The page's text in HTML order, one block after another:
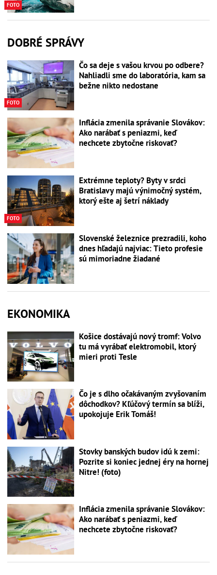
FOTO
DOBRÉ SPRÁVY
FOTO
Čo sa deje s vašou krvou po odbere?
Nahliadli sme do laboratória, kam sa
bežne nikto nedostane
Inflácia zmenila správanie Slovákov:
Ako narábať s peniazmi, keď
nechcete zbytočne riskovať?
FOTO
Extrémne teploty? Byty v srdci
Bratislavy majú výnimočný systém,
ktorý ešte aj šetrí náklady
Slovenské železnice prezradili, koho
dnes hľadajú najviac: Tieto profesie
sú mimoriadne žiadané
EKONOMIKA
Košice dostávajú nový tromf: Volvo
tu má vyrábať elektromobil, ktorý
mieri proti Tesle
Čo je s dlho očakávaným zvyšovaním
dôchodkov? Kľúčový termín sa blíži,
upokojuje Erik Tomáš!
Stovky banských budov idú k zemi:
Pozrite si koniec jednej éry na hornej
Nitre! (foto)
Inflácia zmenila správanie Slovákov:
Ako narábať s peniazmi, keď
nechcete zbytočne riskovať?